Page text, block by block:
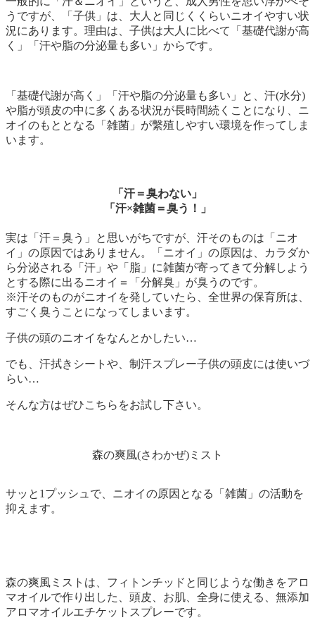
うですが、「子供」は、大人と同じくくらいニオイやすい状
況にあります。理由は、子供は大人に比べて「基礎代謝が高
く」「汗や脂の分泌量も多い」からです。
「基礎代謝が高く」「汗や脂の分泌量も多い」と、汗(水分)
や脂が頭皮の中に多くある状況が長時間続くことになり、ニ
オイのもととなる「雑菌」が繫殖しやすい環境を作ってしま
います。
「汗＝臭わない」
「汗×雑菌＝臭う！」
実は「汗＝臭う」と思いがちですが、汗そのものは「ニオ
イ」の原因ではありません。「ニオイ」の原因は、カラダか
ら分泌される「汗」や「脂」に雑菌が寄ってきて分解しよう
とする際に出るニオイ＝「分解臭」が臭うのです。
※汗そのものがニオイを発していたら、全世界の保育所は、
すごく臭うことになってしまいます。
子供の頭のニオイをなんとかしたい…
でも、汗拭きシートや、制汗スプレー子供の頭皮には使いづ
らい…
そんな方はぜひこちらをお試し下さい。
森の爽風(さわかぜ)ミスト
サッと1プッシュで、ニオイの原因となる「雑菌」の活動を
抑えます。
森の爽風ミストは、フィトンチッドと同じような働きをアロ
マオイルで作り出した、頭皮、お肌、全身に使える、無添加
アロマオイルエチケットスプレーです。